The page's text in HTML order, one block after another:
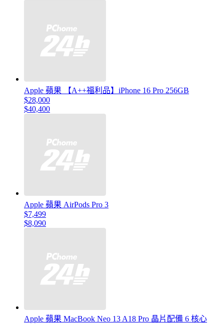
Apple 蘋果 【A++福利品】iPhone 16 Pro 256GB
$28,000
$40,400
Apple 蘋果 AirPods Pro 3
$7,499
$8,090
Apple 蘋果 MacBook Neo 13 A18 Pro 晶片配備 6 核心